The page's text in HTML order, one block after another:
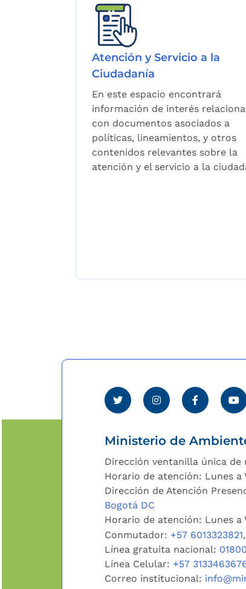
Atención y Servicio a la
Ciudadanía
En este espacio encontrará
información de interés
con documentos asociados a
políticas, lineamientos, y otros
contenidos relevantes sobre la
atención y el servicio a la
Ministerio de
Dirección ventanilla única de
Horario de atención: Lunes a
Dirección de Atención
Bogotá DC
Horario de atención: Lunes a
Conmutador: +57 6013323821
Línea gratuita nacional:
Línea Celular: +57
Correo institucional: